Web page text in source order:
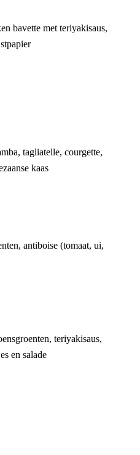
bavette met teriyakisaus,
tagliatelle, courgette,
kaas
antiboise (tomaat, ui,
teriyakisaus,
en salade